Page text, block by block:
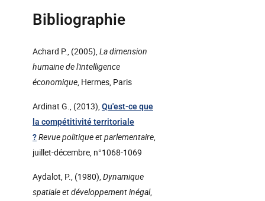
Bibliographie
Achard P., (2005),La dimension
humaine de l'intelligence
économique, Hermes, Paris
Ardinat G., (2013),Qu'est-ce que
la compétitivité territoriale
?Revue politique et parlementaire,
juillet-décembre, n°1068-1069
Aydalot, P., (1980),Dynamique
spatiale et développement inégal,